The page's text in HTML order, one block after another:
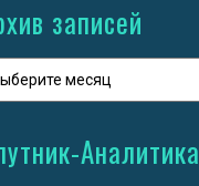
записей
Аналитика